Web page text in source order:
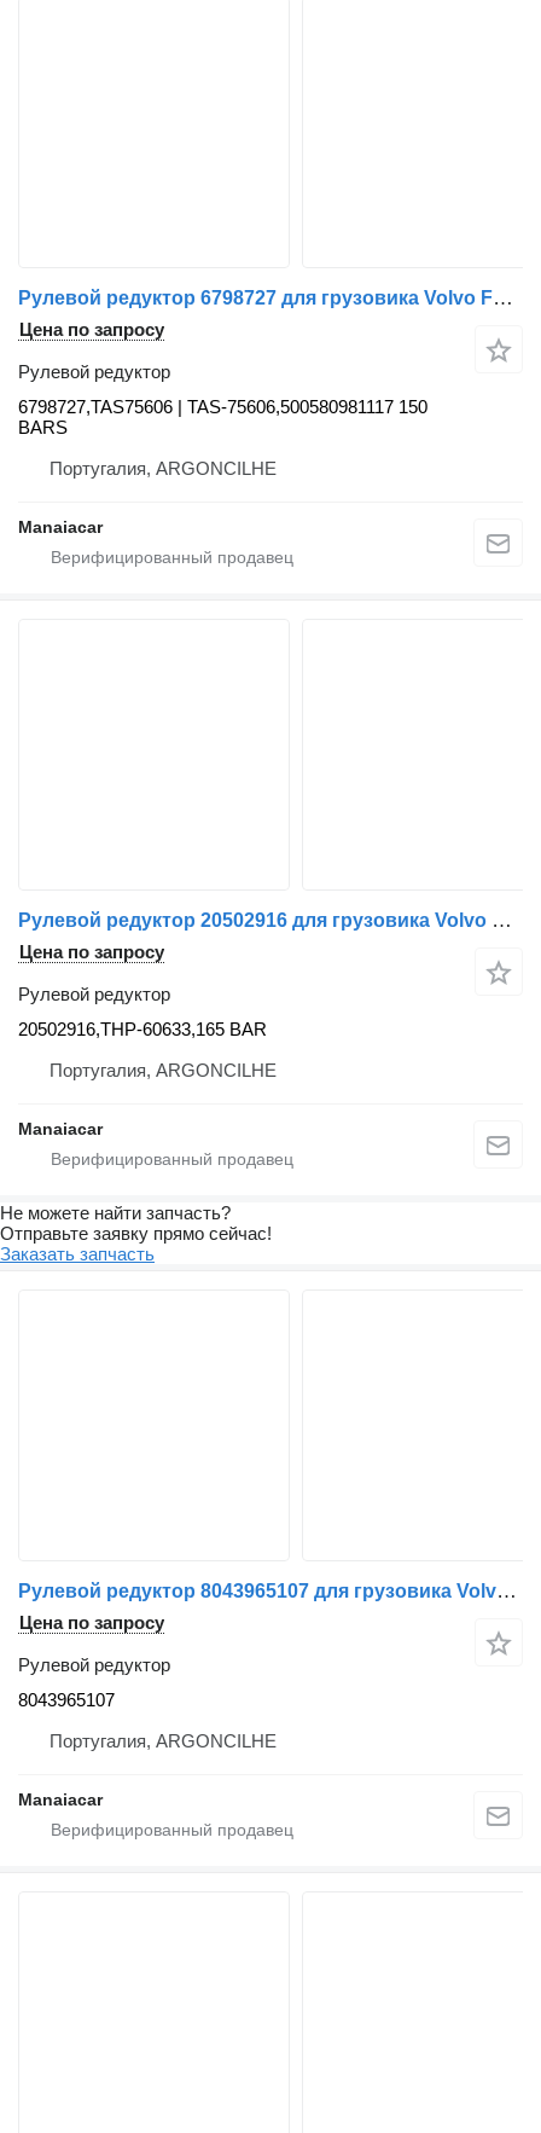
Рулевой редуктор 6798727 для грузовика Volvo FL 6 | 85 - 00
Цена по запросу
Рулевой редуктор
6798727,TAS75606 | TAS-75606,500580981117 150
BARS
Португалия, ARGONCILHE
Manaiacar
Рулевой редуктор 20502916 для грузовика Volvo FL 6 | 85 - 00
Цена по запросу
Рулевой редуктор
20502916,THP-60633,165 BAR
Португалия, ARGONCILHE
Manaiacar
Не можете найти запчасть?
Отправьте заявку прямо сейчас!
Заказать запчасть
Рулевой редуктор 8043965107 для грузовика Volvo FL 6 | 85 - 00
Цена по запросу
Рулевой редуктор
8043965107
Португалия, ARGONCILHE
Manaiacar